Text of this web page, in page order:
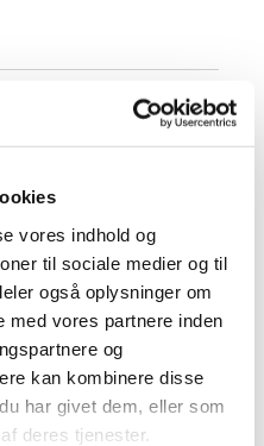
vores indhold og
til sociale medier og til
også oplysninger om
med vores partnere inden
og
kan kombinere disse
har givet dem, eller som
deres tjenester.
med lægemidler uden
(§39-tilladelse):
ET. 1 AP 31 - Bulgarien